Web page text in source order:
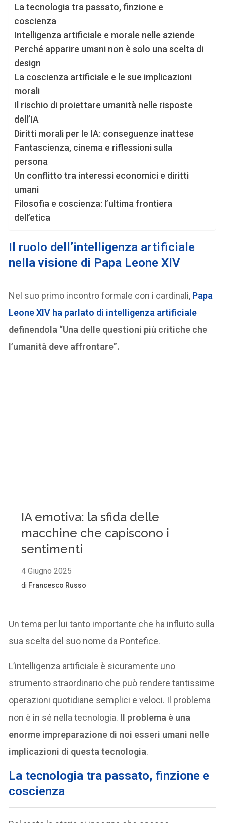
La tecnologia tra passato, finzione e
coscienza
Intelligenza artificiale e morale nelle aziende
Perché apparire umani non è solo una scelta di
design
La coscienza artificiale e le sue implicazioni
morali
Il rischio di proiettare umanità nelle risposte
dell’IA
Diritti morali per le IA: conseguenze inattese
Fantascienza, cinema e riflessioni sulla
persona
Un conflitto tra interessi economici e diritti
umani
Filosofia e coscienza: l’ultima frontiera
dell’etica
Il ruolo dell’intelligenza artificiale
nella visione di Papa Leone XIV
Nel suo primo incontro formale con i cardinali, Papa
Leone XIV ha parlato di intelligenza artificiale
definendola “Una delle questioni più critiche che
l’umanità deve affrontare”.
Un tema per lui tanto importante che ha influito sulla
sua scelta del suo nome da Pontefice.
L’intelligenza artificiale è sicuramente uno
strumento straordinario che può rendere tantissime
operazioni quotidiane semplici e veloci. Il problema
non è in sé nella tecnologia. Il problema è una
enorme impreparazione di noi esseri umani nelle
implicazioni di questa tecnologia.
La tecnologia tra passato, finzione e
coscienza